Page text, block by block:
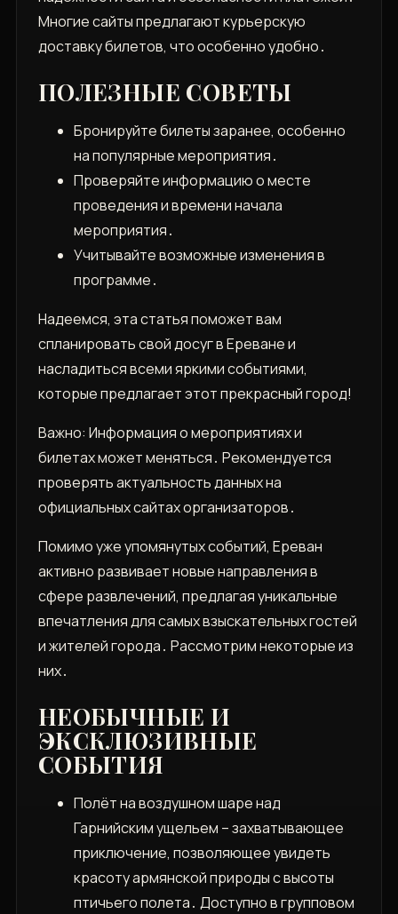
Многие сайты предлагают курьерскую
доставку билетов, что особенно удобно․
ПОЛЕЗНЫЕ СОВЕТЫ
Бронируйте билеты заранее, особенно
на популярные мероприятия․
Проверяйте информацию о месте
проведения и времени начала
мероприятия․
Учитывайте возможные изменения в
программе․
Надеемся, эта статья поможет вам
спланировать свой досуг в Ереване и
насладиться всеми яркими событиями,
которые предлагает этот прекрасный город!
Важно: Информация о мероприятиях и
билетах может меняться․ Рекомендуется
проверять актуальность данных на
официальных сайтах организаторов․
Помимо уже упомянутых событий, Ереван
активно развивает новые направления в
сфере развлечений, предлагая уникальные
впечатления для самых взыскательных гостей
и жителей города․ Рассмотрим некоторые из
них․
НЕОБЫЧНЫЕ И
ЭКСКЛЮЗИВНЫЕ
СОБЫТИЯ
Полёт на воздушном шаре над
Гарнийским ущельем – захватывающее
приключение, позволяющее увидеть
красоту армянской природы с высоты
птичьего полета․ Доступно в групповом